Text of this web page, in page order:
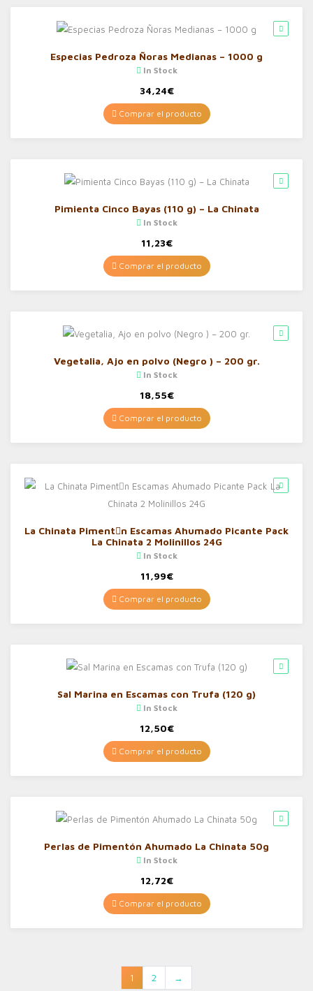
Especias Pedroza Ñoras Medianas – 1000 g
In Stock
34,24€
Comprar el producto
Pimienta Cinco Bayas (110 g) – La Chinata
In Stock
11,23€
Comprar el producto
Vegetalia, Ajo en polvo (Negro ) – 200 gr.
In Stock
18,55€
Comprar el producto
La Chinata Piment󮠅n Escamas Ahumado Picante Pack
La Chinata 2 Molinillos 24G
In Stock
11,99€
Comprar el producto
Sal Marina en Escamas con Trufa (120 g)
In Stock
12,50€
Comprar el producto
Perlas de Pimentón Ahumado La Chinata 50g
In Stock
12,72€
Comprar el producto
1 2 →